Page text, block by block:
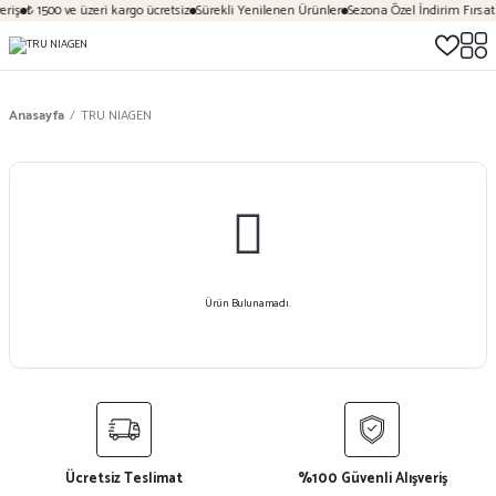
₺ 1500 ve üzeri kargo ücretsiz Sürekli Yenilenen Ürünler Sezona Özel İndirim
Anasayfa TRU NIAGEN
Ürün Bulunamadı.
Ücretsiz Teslimat %100 Güvenli Alışveriş